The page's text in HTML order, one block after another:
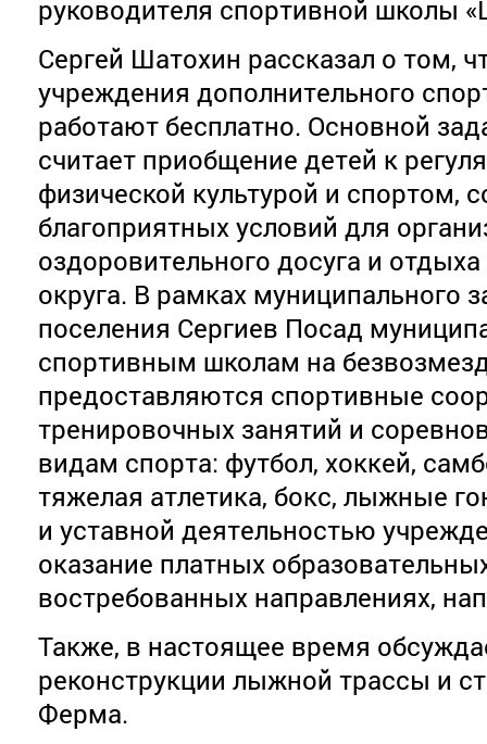
руководителя спортивной школы
Сергей Шатохин рассказал о том,
учреждения дополнительного
работают бесплатно. Основной
считает приобщение детей к
физической культурой и спортом,
благоприятных условий для
оздоровительного досуга и
округа. В рамках муниципального
поселения Сергиев Посад
спортивным школам на
предоставляются спортивные
тренировочных занятий и
видам спорта: футбол, хоккей,
тяжелая атлетика, бокс, лыжные
и уставной деятельностью
оказание платных
востребованных направлениях,
Также, в настоящее время
реконструкции лыжной трассы и
Ферма.